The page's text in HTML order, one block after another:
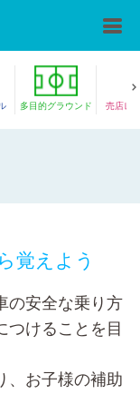
多目的グラウンド 売店レ
覚えよう
の安全な乗り方
つけることを目
、お子様の補助